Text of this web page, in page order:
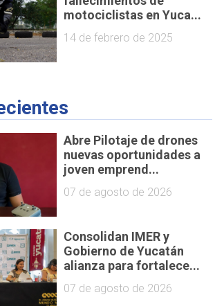
motociclistas en Yuca...
14 de febrero de 2025
Abre Pilotaje de drones
nuevas oportunidades a
joven emprend...
07 de agosto de 2026
Consolidan IMER y
Gobierno de Yucatán
alianza para fortalece...
07 de agosto de 2026